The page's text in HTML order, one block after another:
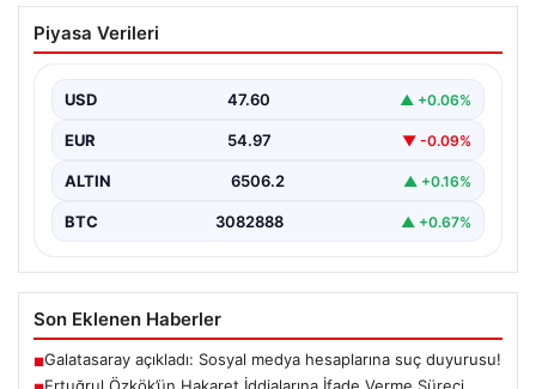
Ertuğrul Özkök’ün Hakaret İddialarına
İfade Verme Süreci
Cumhurbaşkanına hakaret iddialarıyla yürütülen
soruşturma kapsamında İstanbul Adalet…
Piyasa Verileri
USD 47.60 ▲ +0.06%
EUR 54.97 ▼ -0.09%
ALTIN 6506.2 ▲ +0.16%
BTC 3082888 ▲ +0.67%
Son Eklenen Haberler
■Galatasaray açıkladı: Sosyal medya hesaplarına suç duyurusu!